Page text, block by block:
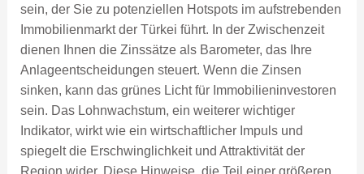
sein, der Sie zu potenziellen Hotspots im aufstrebenden
Immobilienmarkt der Türkei führt. In der Zwischenzeit
dienen Ihnen die Zinssätze als Barometer, das Ihre
Anlageentscheidungen steuert. Wenn die Zinsen
sinken, kann das grünes Licht für Immobilieninvestoren
sein. Das Lohnwachstum, ein weiterer wichtiger
Indikator, wirkt wie ein wirtschaftlicher Impuls und
spiegelt die Erschwinglichkeit und Attraktivität der
Region wider. Diese Hinweise, die Teil einer größeren